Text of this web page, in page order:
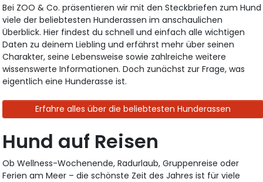
Bei ZOO & Co. präsentieren wir mit den Steckbriefen zum Hund
viele der beliebtesten Hunderassen im anschaulichen
Überblick. Hier findest du schnell und einfach alle wichtigen
Daten zu deinem Liebling und erfährst mehr über seinen
Charakter, seine Lebensweise sowie zahlreiche weitere
wissenswerte Informationen. Doch zunächst zur Frage, was
eigentlich eine Hunderasse ist.
Erfahre alles über die beliebtesten Hunderassen
Hund auf Reisen
Ob Wellness-Wochenende, Radurlaub, Gruppenreise oder
Ferien am Meer – die schönste Zeit des Jahres ist für viele